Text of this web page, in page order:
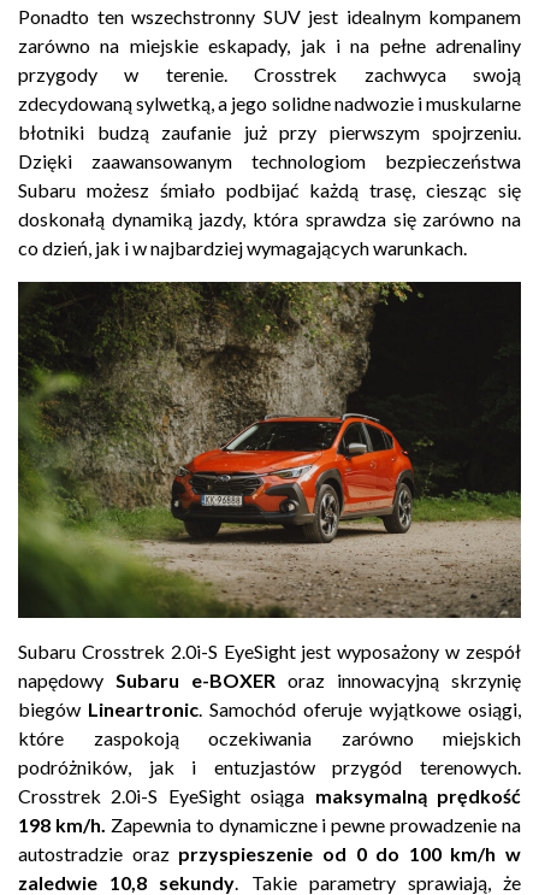
Ponadto ten wszechstronny SUV jest idealnym kompanem
zarówno na miejskie eskapady, jak i na pełne adrenaliny
przygody w terenie. Crosstrek zachwyca swoją
zdecydowaną sylwetką, a jego solidne nadwozie i muskularne
błotniki budzą zaufanie już przy pierwszym spojrzeniu.
Dzięki zaawansowanym technologiom bezpieczeństwa
Subaru możesz śmiało podbijać każdą trasę, ciesząc się
doskonałą dynamiką jazdy, która sprawdza się zarówno na
co dzień, jak i w najbardziej wymagających warunkach.
Subaru Crosstrek 2.0i-S EyeSight jest wyposażony w zespół
napędowy Subaru e-BOXER oraz innowacyjną skrzynię
biegów Lineartronic . Samochód oferuje wyjątkowe osiągi,
które zaspokoją oczekiwania zarówno miejskich
podróżników, jak i entuzjastów przygód terenowych.
Crosstrek 2.0i-S EyeSight osiąga maksymalną prędkość
198 km/h. Zapewnia to dynamiczne i pewne prowadzenie na
autostradzie oraz przyspieszenie od 0 do 100 km/h w
zaledwie 10,8 sekundy . Takie parametry sprawiają, że